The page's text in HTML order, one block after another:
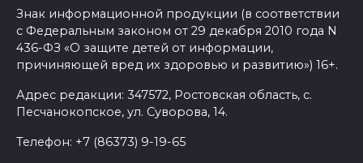
Знак информационной продукции (в соответствии
с Федеральным законом от 29 декабря 2010 года N
436-ФЗ «О защите детей от информации,
причиняющей вред их здоровью и развитию») 16+.
Адрес редакции: 347572, Ростовская область, с.
Песчанокопское, ул. Суворова, 14.
Телефон: +7 (86373) 9-19-65